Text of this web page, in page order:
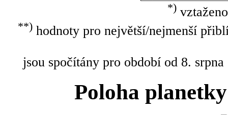
*)
**)hodnoty pro největší/nejmenší
jsou spočítány pro období od 8.
Poloha